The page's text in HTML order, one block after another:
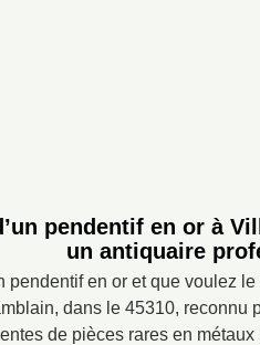
pendentif en or à
un antiquaire
pendentif en or et que voulez
dans le 45310, reconnu
de pièces rares en